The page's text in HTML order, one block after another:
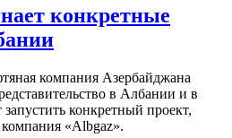
конкретные
компания Азербайджана
в Албании и в
конкретный проект,
«Albgaz».